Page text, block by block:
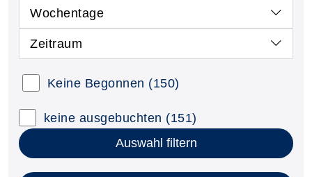
Wochentage
Zeitraum
Keine Begonnen (150)
keine ausgebuchten (151)
Auswahl filtern